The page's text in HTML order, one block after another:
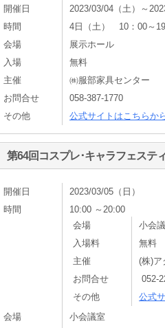
開催日
2023/03/04（土）～
時間
4日（土） 10：00～
会場
展示ホール
入場
無料
主催
㈱服部家具センター
お問合せ
058-387-1770
その他
公式サイトはこちらか
第64回コスプレ･キャラフェステ
開催日
2023/03/05（日）
時間
10:00 ～20:00
会場
小会
入場料
無料
主催
(株)ア
お問合せ
052-
その他
公式
会場
小会議室